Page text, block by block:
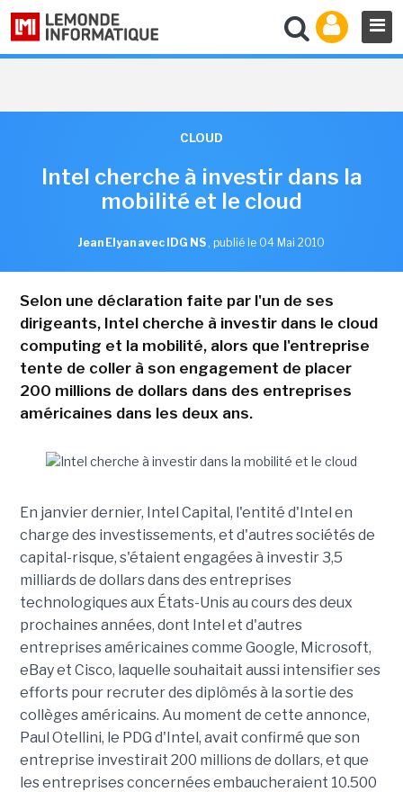
CLOUD
Intel cherche à investir dans la
mobilité et le cloud
Jean Elyan avec IDG NS , publié le 04 Mai 2010
Selon une déclaration faite par l'un de ses
dirigeants, Intel cherche à investir dans le cloud
computing et la mobilité, alors que l'entreprise
tente de coller à son engagement de placer
200 millions de dollars dans des entreprises
américaines dans les deux ans.
En janvier dernier, Intel Capital, l'entité d'Intel en
charge des investissements, et d'autres sociétés de
capital-risque, s'étaient engagées à investir 3,5
milliards de dollars dans des entreprises
technologiques aux États-Unis au cours des deux
prochaines années, dont Intel et d'autres
entreprises américaines comme Google, Microsoft,
eBay et Cisco, laquelle souhaitait aussi intensifier ses
efforts pour recruter des diplômés à la sortie des
collèges américains. Au moment de cette annonce,
Paul Otellini, le PDG d'Intel, avait confirmé que son
entreprise investirait 200 millions de dollars, et que
les entreprises concernées embaucheraient 10.500